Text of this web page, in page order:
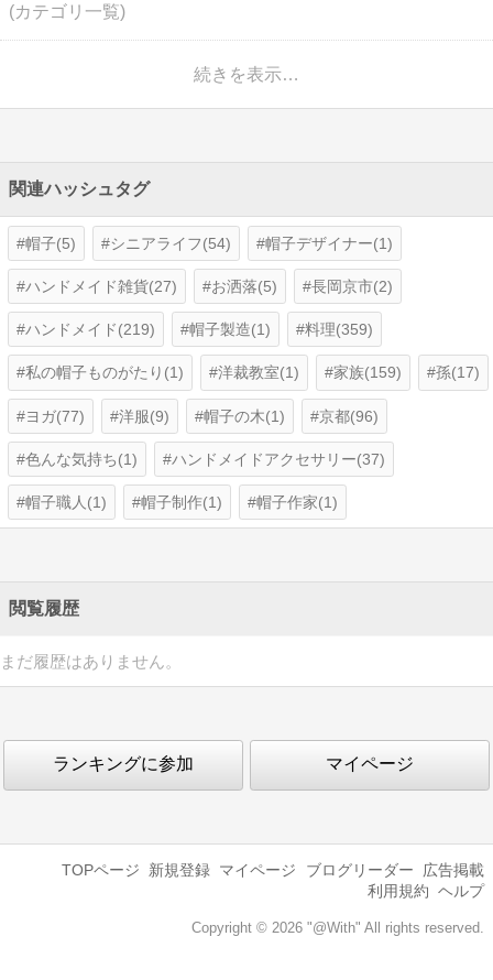
(カテゴリ一覧)
続きを表示…
関連ハッシュタグ
帽子(5) シニアライフ(54) 帽子デザイナー(1)
ハンドメイド雑貨(27) お洒落(5) 長岡京市(2)
ハンドメイド(219) 帽子製造(1) 料理(359)
私の帽子ものがたり(1) 洋裁教室(1) 家族(159) 孫(17)
ヨガ(77) 洋服(9) 帽子の木(1) 京都(96)
色んな気持ち(1) ハンドメイドアクセサリー(37)
帽子職人(1) 帽子制作(1) 帽子作家(1)
閲覧履歴
まだ履歴はありません。
ランキングに参加 マイページ
TOPページ 新規登録 マイページ ブログリーダー
広告掲載
利用規約 ヘルプ
Copyright © 2026 "@With" All rights reserved.